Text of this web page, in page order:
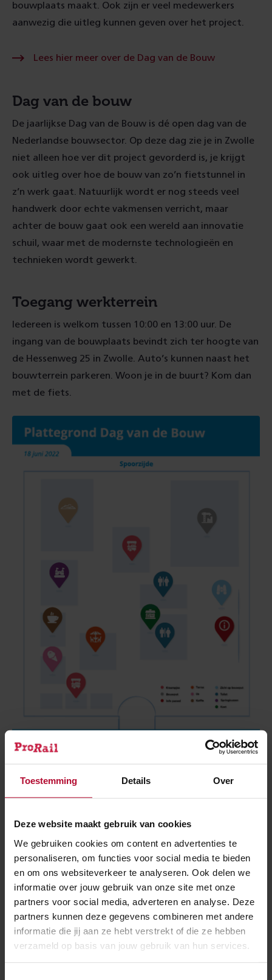
Toestemming Details Over
Deze website maakt gebruik van cookies
We gebruiken cookies om content en advertenties te
personaliseren, om functies voor social media te bieden
en om ons websiteverkeer te analyseren. Ook delen we
informatie over jouw gebruik van onze site met onze
partners voor social media, adverteren en analyse. Deze
partners kunnen deze gegevens combineren met andere
informatie die jij aan ze hebt verstrekt of die ze hebben
verzameld op basis van jouw gebruik van hun services.
bouwplaats maakt. Ook zijn er veel medewerkers
aanwezig die uitleg kunnen geven over het project.
Lees hier meer over de Dag van de Bouw
Dag van de bouw
De jaarlijkse Dag van de Bouw is dé open dag van de
Nederlandse bouwsector. Op deze dag zie je in Zwolle
niet alleen hoe ver dit project gevorderd is, je krijgt
ook uitleg over hoe de bouw van zo’n fietstunnel in
z’n werk gaat. Natuurlijk wordt er nog steeds veel
handwerk door echte vakmensen verricht, maar
achter de bouw gaat ook een wereld aan innovatie
schuil, waar met de modernste technologieën en
technieken wordt gewerkt.
Toegang werkterrein
Iedereen is welkom tussen 10:00 en 13:00 uur. De
ingang van de bouwplaats bevindt zich ter hoogte van
de Hessenweg 25 in Zwolle. Auto’s kunnen naast het
bouwterrein parkeren. Woon je in de buurt? Kom dan
met de fiets.
Plattegrond Dag van de bouw Zwolle Fietstunnel
Tunnels & bruggen Werkzaamheden
Zwolle Fietstunnel
Meer nieuws